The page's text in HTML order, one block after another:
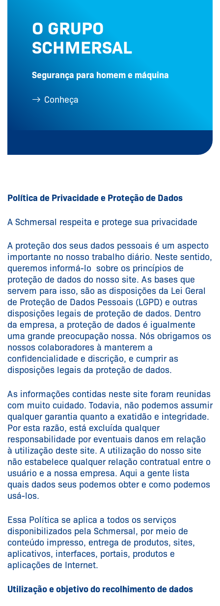
O GRUPO
SCHMERSAL
Segurança para homem e máquina
Conheça
Política de Privacidade e Proteção de Dados
A Schmersal respeita e protege sua privacidade
A proteção dos seus dados pessoais é um aspecto
importante no nosso trabalho diário. Neste sentido,
queremos informá-lo sobre os princípios de
proteção de dados do nosso site. As bases que
servem para isso, são as disposições da Lei Geral
de Proteção de Dados Pessoais (LGPD) e outras
disposições legais de proteção de dados. Dentro
da empresa, a proteção de dados é igualmente
uma grande preocupação nossa. Nós obrigamos os
nossos colaboradores à manterem a
confidencialidade e discrição, e cumprir as
disposições legais da proteção de dados.
As informações contidas neste site foram reunidas
com muito cuidado. Todavia, não podemos assumir
qualquer garantia quanto a exatidão e integridade.
Por esta razão, está excluída qualquer
responsabilidade por eventuais danos em relação
à utilização deste site. A utilização do nosso site
não estabelece qualquer relação contratual entre o
usuário e a nossa empresa. Aqui a gente lista
quais dados seus podemos obter e como podemos
usá-los.
Essa Política se aplica a todos os serviços
disponibilizados pela Schmersal, por meio de
conteúdo impresso, entrega de produtos, sites,
aplicativos, interfaces, portais, produtos e
aplicações de Internet.
Utilização e objetivo do recolhimento de dados